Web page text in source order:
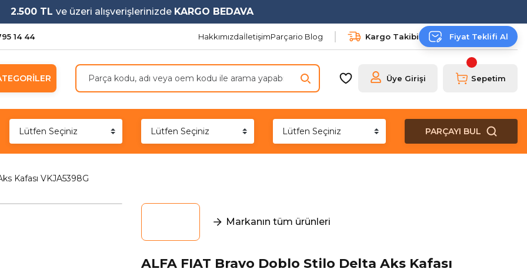
2.500 TL ve üzeri alışverişlerinizde KARGO BEDAVA
14 44 HakkımızdaİletişimParçario Blog Kargo Takibi Fiyat Teklifi Al
Üye Girişi Sepetim
PARÇAYI BUL
Kafası VKJA5398G
Markanın tüm ürünleri
ALFA FIAT Bravo Doblo Stilo Delta Aks Kafası